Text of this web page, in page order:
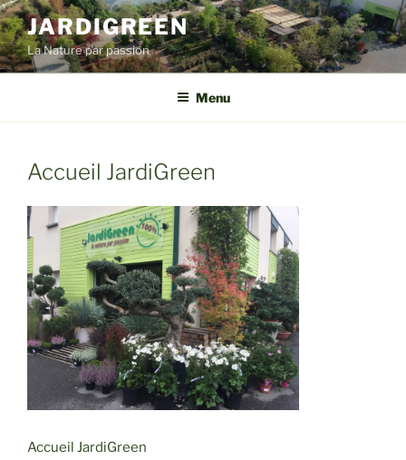
Aller
au
contenu
principal
JARDIGREEN
La Nature par passion
Menu
Accueil JardiGreen
Accueil JardiGreen